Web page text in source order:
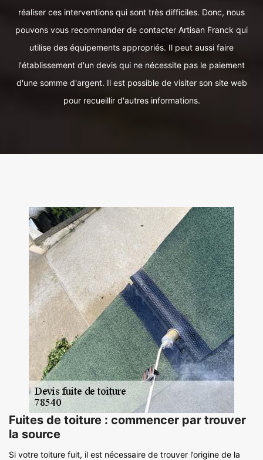
réaliser ces interventions qui sont très difficiles. Donc, nous
pouvons vous recommander de contacter Artisan Franck qui
utilise des équipements appropriés. Il peut aussi faire
l'établissement d'un devis qui ne nécessite pas le paiement
d'une somme d'argent. Il est possible de visiter son site web
pour recueillir d'autres informations.
Fuites de toiture : commencer par trouver
la source
Si votre toiture fuit, il est nécessaire de trouver l’origine de la